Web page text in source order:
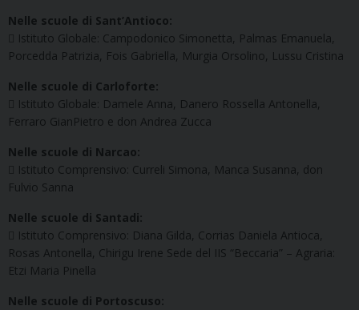
Nelle scuole di Sant’Antioco:
 Istituto Globale: Campodonico Simonetta, Palmas Emanuela,
Porcedda Patrizia, Fois Gabriella, Murgia Orsolino, Lussu Cristina
Nelle scuole di Carloforte:
 Istituto Globale: Damele Anna, Danero Rossella Antonella,
Ferraro GianPietro e don Andrea Zucca
Nelle scuole di Narcao:
 Istituto Comprensivo: Curreli Simona, Manca Susanna, don
Fulvio Sanna
Nelle scuole di Santadi:
 Istituto Comprensivo: Diana Gilda, Corrias Daniela Antioca,
Rosas Antonella, Chirigu Irene Sede del IIS “Beccaria” – Agraria:
Etzi Maria Pinella
Nelle scuole di Portoscuso: